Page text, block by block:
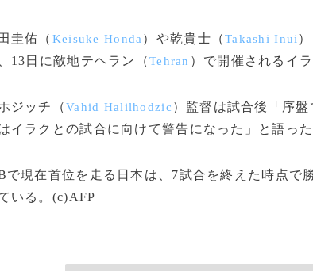
圭佑（ Keisuke Honda ）や乾貴士（Takashi Inui
13日に敵地テヘラン（Tehran ）で開催されるイ
ジッチ（Vahid Halilhodzic ）監督は試合後「序
イラクとの試合に向けて警告になった」と語った
現在首位を走る日本は、7試合を終えた時点で
いる。(c)AFP